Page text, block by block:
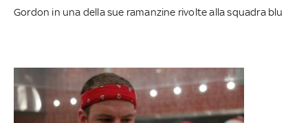
Gordon in una della sue ramanzine rivolte alla squadra blu